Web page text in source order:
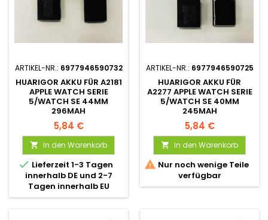
ARTIKEL-NR.: 6977946590732
HUARIGOR AKKU FÜR A2181
APPLE WATCH SERIE
5/WATCH SE 44MM
296MAH
5,84 €
 In den Warenkorb
 Lieferzeit 1-3 Tagen
innerhalb DE und 2-7
Tagen innerhalb EU
ARTIKEL-NR.: 6977946590725
HUARIGOR AKKU FÜR
A2277 APPLE WATCH SERIE
5/WATCH SE 40MM
245MAH
5,84 €
 In den Warenkorb
 Nur noch wenige Teile
verfügbar